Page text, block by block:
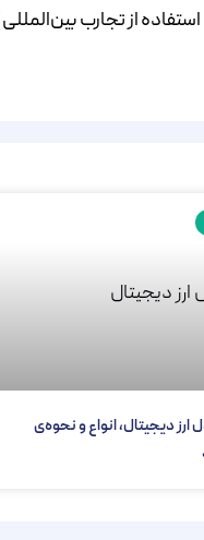
از تجارب
ارز دیجیتال، انواع و نحوه‌ی